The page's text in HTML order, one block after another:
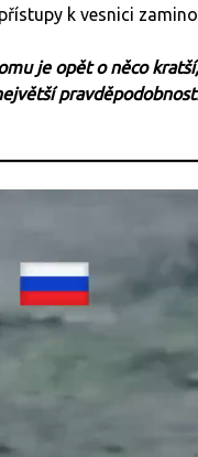
k vesnici
je opět o něco